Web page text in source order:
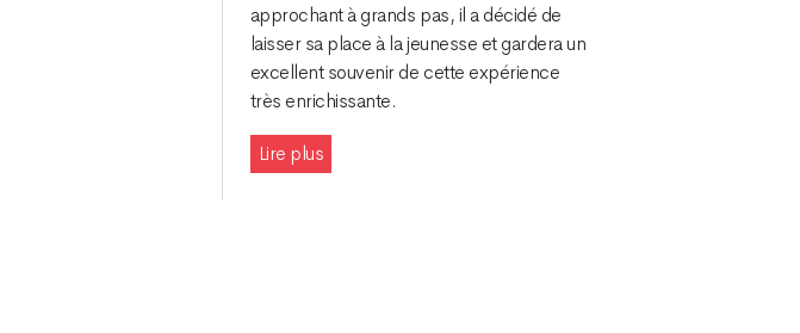
approchant à grands pas, il a décidé de
laisser sa place à la jeunesse et gardera un
excellent souvenir de cette expérience
très enrichissante.
Lire plus